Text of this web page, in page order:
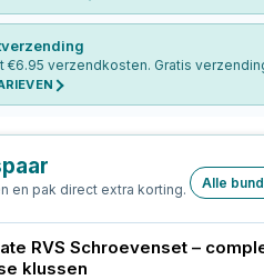
€6.95 verzendkosten. Gratis
en pak direct extra korting. Alle
RVS Schroevenset –
klussen